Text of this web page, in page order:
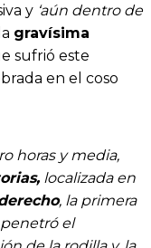
y ‘aún dentro de
gravísima
sufrió este
en el coso
horas y media,
localizada en
, la primera
el